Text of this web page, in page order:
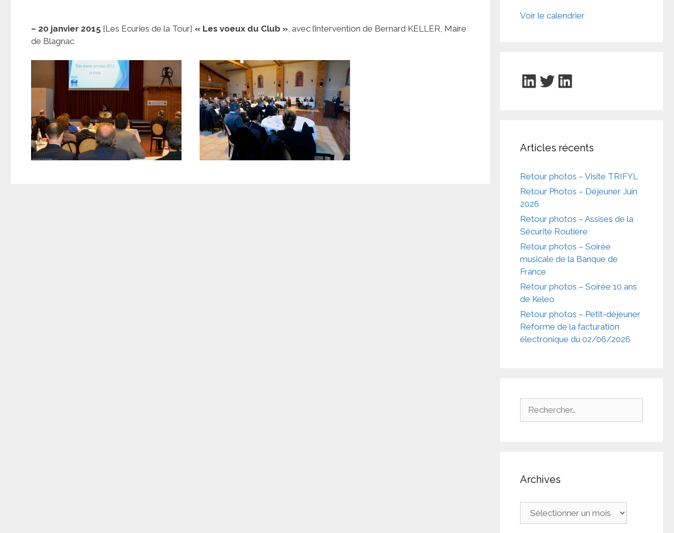
– 20 janvier 2015 [Les Ecuries de la Tour] « Les voeux du Club » , avec l’intervention de Bernard KELLER, Maire
de Blagnac
Voir le calendrier
LinkedIn
Twitter
LinkedIn
Articles récents
Retour photos – Visite TRIFYL
Retour Photos – Déjeuner Juin
2026
Retour photos – Assises de la
Sécurité Routière
Retour photos – Soirée
musicale de la Banque de
France
Retour photos – Soirée 10 ans
de Keleo
Retour photos – Petit-déjeuner
Réforme de la facturation
électronique du 02/06/2026
Archives
Archives